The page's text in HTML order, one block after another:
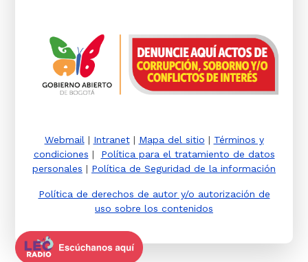
Webmail | Intranet| Mapa del sitio | Términos y
condiciones | Política para el tratamiento de datos
personales | Política de Seguridad de la información
Política de derechos de autor y/o autorización de
uso sobre los contenidos